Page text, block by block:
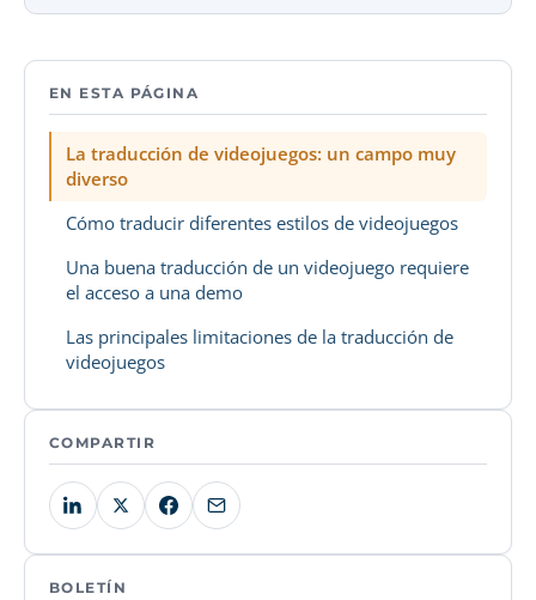
EN ESTA PÁGINA
La traducción de videojuegos: un campo muy
diverso
Cómo traducir diferentes estilos de videojuegos
Una buena traducción de un videojuego requiere
el acceso a una demo
Las principales limitaciones de la traducción de
videojuegos
COMPARTIR
BOLETÍN